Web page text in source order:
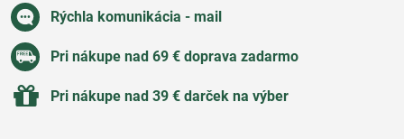
Rýchla komunikácia - mail
Pri nákupe nad 69 € doprava zadarmo
Pri nákupe nad 39 € darček na výber